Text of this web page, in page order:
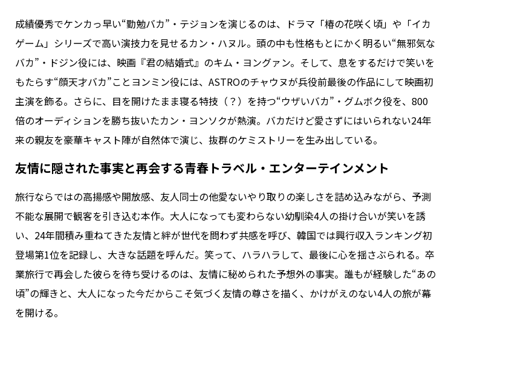
成績優秀でケンカっ早い“勤勉バカ”・テジョンを演じるのは、ドラマ「椿の花咲く頃」や「イカ
ゲーム」シリーズで高い演技力を見せるカン・ハヌル。頭の中も性格もとにかく明るい“無邪気な
バカ”・ドジン役には、映画『君の結婚式』のキム・ヨングァン。そして、息をするだけで笑いを
もたらす“顔天才バカ”ことヨンミン役には、ASTROのチャウヌが兵役前最後の作品にして映画初
主演を飾る。さらに、目を開けたまま寝る特技（？）を持つ“ウザいバカ”・グムボク役を、800
倍のオーディションを勝ち抜いたカン・ヨンソクが熱演。バカだけど愛さずにはいられない24年
来の親友を豪華キャスト陣が自然体で演じ、抜群のケミストリーを生み出している。
友情に隠された事実と再会する青春トラベル・エンターテインメント
旅行ならではの高揚感や開放感、友人同士の他愛ないやり取りの楽しさを詰め込みながら、予測
不能な展開で観客を引き込む本作。大人になっても変わらない幼馴染4人の掛け合いが笑いを誘
い、24年間積み重ねてきた友情と絆が世代を問わず共感を呼び、韓国では興行収入ランキング初
登場第1位を記録し、大きな話題を呼んだ。笑って、ハラハラして、最後に心を揺さぶられる。卒
業旅行で再会した彼らを待ち受けるのは、友情に秘められた予想外の事実。誰もが経験した“あの
頃”の輝きと、大人になった今だからこそ気づく友情の尊さを描く、かけがえのない4人の旅が幕
を開ける。